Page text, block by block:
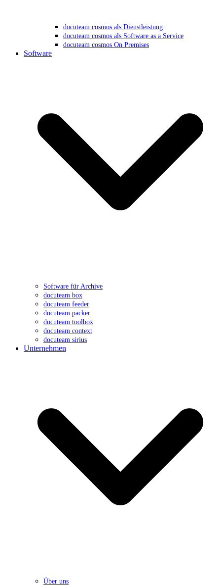
docuteam cosmos als Dienstleistung
docuteam cosmos als Software as a Service
docuteam cosmos On Premises
Software
Software für Archive
docuteam box
docuteam feeder
docuteam packer
docuteam toolbox
docuteam context
docuteam sirius
Unternehmen
Über uns